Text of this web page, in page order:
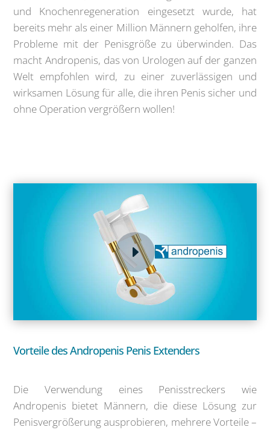
und Knochenregeneration eingesetzt wurde, hat
bereits mehr als einer Million Männern geholfen, ihre
Probleme mit der Penisgröße zu überwinden. Das
macht Andropenis, das von Urologen auf der ganzen
Welt empfohlen wird, zu einer zuverlässigen und
wirksamen Lösung für alle, die ihren Penis sicher und
ohne Operation vergrößern wollen!
Vorteile des Andropenis Penis Extenders
Die Verwendung eines Penisstreckers wie
Andropenis bietet Männern, die diese Lösung zur
Penisvergrößerung ausprobieren, mehrere Vorteile –